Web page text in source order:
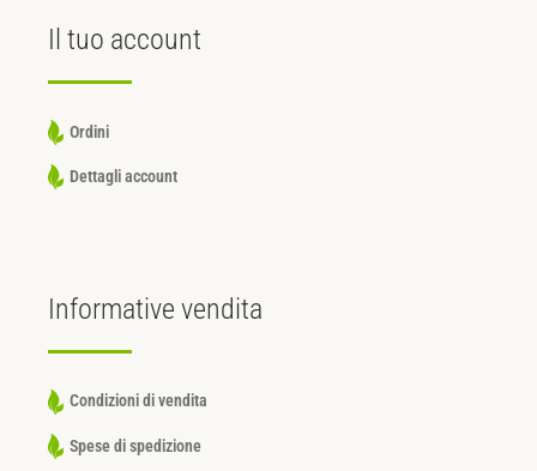
Il tuo account
Ordini
Dettagli account
Informative vendita
Condizioni di vendita
Spese di spedizione